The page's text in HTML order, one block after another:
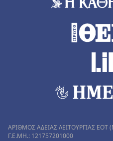
ΑΡΙΘΜΟΣ ΑΔΕΙΑΣ ΛΕΙΤΟΥΡΓΙΑΣ ΕΟΤ
Γ.Ε.ΜΗ.: 121757201000